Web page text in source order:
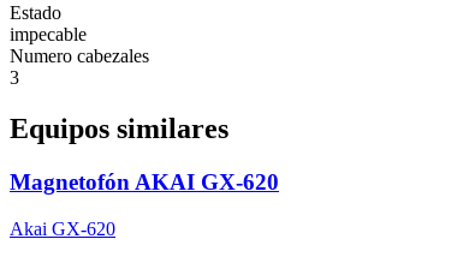
Estado
impecable
Numero cabezales
3
Equipos similares
Magnetofón AKAI GX-620
Akai GX-620